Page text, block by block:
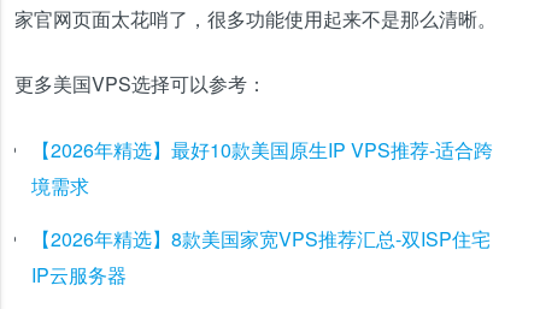
家官网页面太花哨了，很多功能使用起来不是那么清晰。
更多美国VPS选择可以参考：
【2026年精选】最好10款美国原生IP VPS推荐-适合跨
境需求
【2026年精选】8款美国家宽VPS推荐汇总-双ISP住宅
IP云服务器